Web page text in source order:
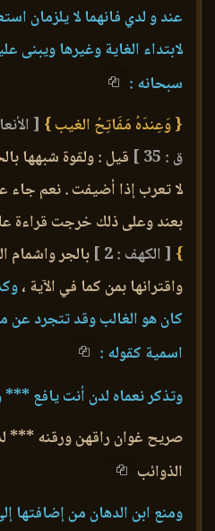
عند و لدي فانهما لا يلزمان
لابتداء الغاية وغيرها ويبنى
سبحانه :
{ وَعِندَهُ مَفَاتِحُ الغيب } [
ق : 35 ]
قيل : ولقوة شبهها
لا تعرب إذا أضيفت . نعم جاء
بعند وعلى ذلك خرجت قراءة
} [ الكهف : 2 ]
بالجر واشمام
واقترانها بمن كما في الآية ،
كان هو الغالب وقد تتجرد
اسمية كقوله :
وتذكر نعماه لدن أنت يافع ***
صريح غوان راقهن ورقنه
الذوائب
ومنع ابن الدهان من إضافتها